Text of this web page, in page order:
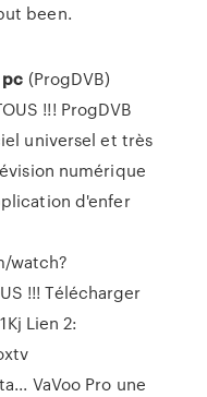
been.
pc (ProgDVB)
!!! ProgDVB
universel et très
numérique
d'enfer
watch?
!!! Télécharger
Lien 2:
VaVoo Pro une